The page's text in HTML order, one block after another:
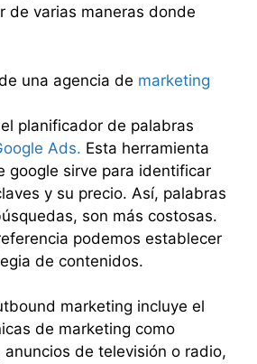
de varias maneras donde
una agencia de marketing
planificador de palabras
Ads. Esta herramienta
google sirve para identificar
y su precio. Así, palabras
son más costosas.
podemos establecer
de contenidos.
marketing incluye el
de marketing como
de televisión o radio,